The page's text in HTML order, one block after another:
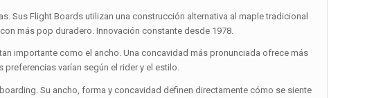
Sus Flight Boards utilizan una construcción alternativa al maple tradicional
más pop duradero. Innovación constante desde 1978.
importante como el ancho. Una concavidad más pronunciada ofrece más
varían según el rider y el estilo.
Su ancho, forma y concavidad definen directamente cómo se siente